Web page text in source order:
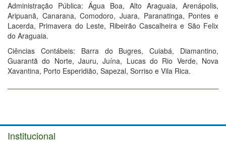
Administração Pública: Água Boa, Alto Araguaia, Arenápolis,
Aripuanã, Canarana, Comodoro, Juara, Paranatinga, Pontes e
Lacerda, Primavera do Leste, Ribeirão Cascalheira e São Felix
do Araguaia.
Ciências Contábeis: Barra do Bugres, Cuiabá, Diamantino,
Guarantã do Norte, Jauru, Juína, Lucas do Rio Verde, Nova
Xavantina, Porto Esperidião, Sapezal, Sorriso e Vila Rica.
Institucional